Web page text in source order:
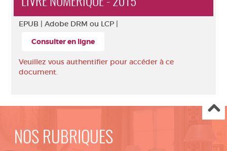
EPUB | Adobe DRM ou LCP |
Consulter en ligne
Veuillez vous authentifier pour accéder à ce
document.
NOS RUBRIQUES